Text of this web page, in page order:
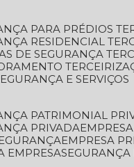
PARA PRÉDIOS
RESIDENCIAL
DE SEGURANÇA
E SERVIÇOS
PATRIMONIAL
PRIVADA
EMPRESA
EMPRESA